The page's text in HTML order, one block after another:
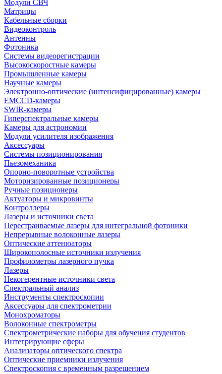
Модули СВЧ
Матрицы
Кабельные сборки
Видеоконтроль
Антенны
Фотоника
Cистемы видеорегистрации
Высокоскоростные камеры
Промышленные камеры
Научные камеры
Электронно-оптические (интенсифицированные) камеры
EMCCD-камеры
SWIR-камеры
Гиперспектральные камеры
Камеры для астрономии
Модули усилителя изображения
Аксессуары
Системы позиционирования
Пьезомеханика
Опорно-поворотные устройства
Моторизированные позиционеры
Ручные позиционеры
Актуаторы и микровинты
Контроллеры
Лазеры и источники света
Перестраиваемые лазеры для интегральной фотоники
Непрерывные волоконные лазеры
Оптические аттенюаторы
Широкополосные источники излучения
Профилометры лазерного пучка
Лазеры
Некогерентные источники света
Спектральный анализ
Инструменты спектроскопии
Аксессуары для спектрометрии
Монохроматоры
Волоконные спектрометры
Спектрометрические наборы для обучения студентов
Интегрирующие сферы
Анализаторы оптического спектра
Оптические приемники излучения
Спектроскопия с временным разрешением